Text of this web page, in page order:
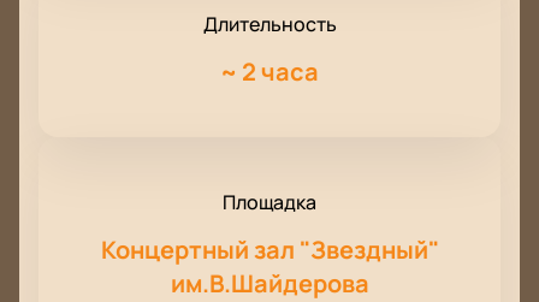
Длительность
~ 2 часа
Площадка
Концертный зал "Звездный"
им.В.Шайдерова